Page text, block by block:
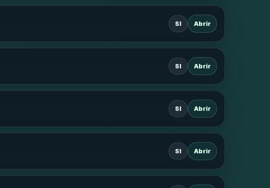
SI Abrir
SI Abrir
SI Abrir
SI Abrir